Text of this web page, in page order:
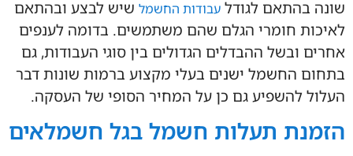
שונה בהתאם לגודל עבודות החשמל שיש לבצע ובהתאם
לאיכות חומרי הגלם שהם משתמשים. בדומה לענפים
אחרים ובשל ההבדלים הגדולים בין סוגי העבודות, גם
בתחום החשמל ישנים בעלי מקצוע ברמות שונות דבר
העלול להשפיע גם כן על המחיר הסופי של העסקה.
הזמנת תעלות חשמל בגל חשמלאים